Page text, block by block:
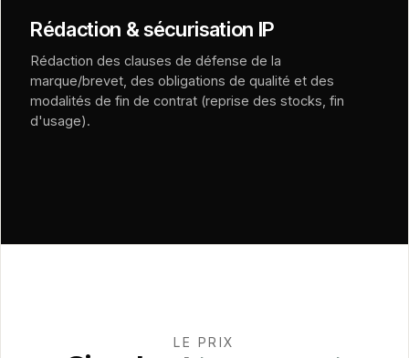
Rédaction & sécurisation IP
Rédaction des clauses de défense de la
marque/brevet, des obligations de qualité et des
modalités de fin de contrat (reprise des stocks, fin
d'usage).
LE PRIX